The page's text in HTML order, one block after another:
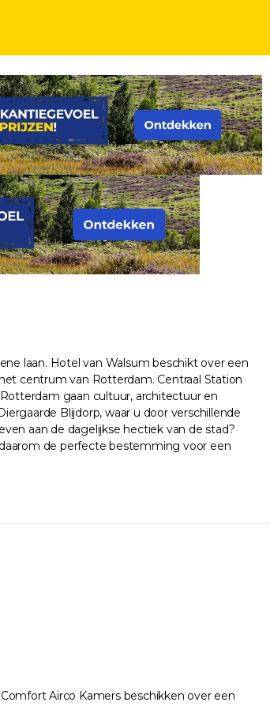
laan. Hotel van Walsum beschikt over een
centrum van Rotterdam. Centraal Station
gaan cultuur, architectuur en
Blijdorp, waar u door verschillende
aan de dagelijkse hectiek van de stad?
de perfecte bestemming voor een
Airco Kamers beschikken over een